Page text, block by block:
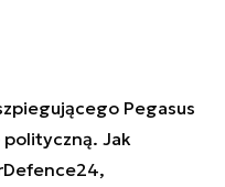
Pegasus
Jak